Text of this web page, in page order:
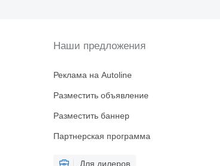
Наши предложения
Реклама на Autoline
Разместить объявление
Разместить баннер
Партнерская программа
Для дилеров